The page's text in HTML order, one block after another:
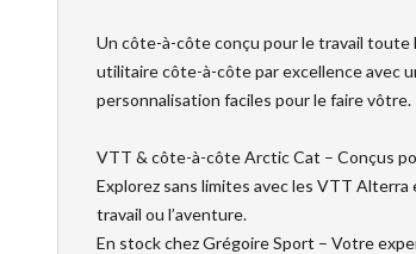
Un côte-à-côte conçu pour le travail toute
utilitaire côte-à-côte par excellence avec
personnalisation faciles pour le faire vôtre.
VTT & côte-à-côte Arctic Cat – Conçus
Explorez sans limites avec les VTT
travail ou l’aventure.
En stock chez Grégoire Sport – Votre